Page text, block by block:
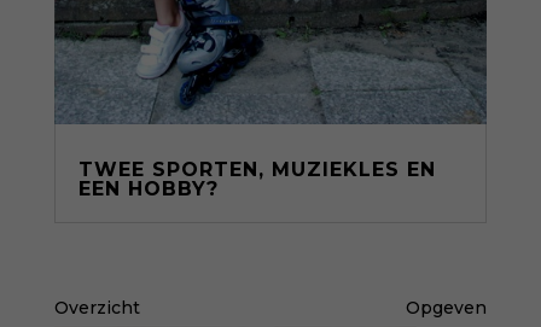
TWEE SPORTEN, MUZIEKLES EN
EEN HOBBY?
Overzicht Opgeven